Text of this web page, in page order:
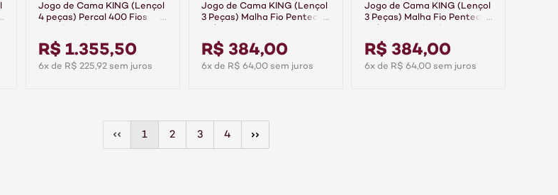
Jogo de Cama KING (Lençol
4 peças) Percal 400 Fios
R$ 1.355,50
6x de R$ 225,92 sem juros
Jogo de Cama KING (Lençol
3 Peças) Malha Fio Penteado
Basic Marinho
R$ 384,00
6x de R$ 64,00 sem juros
Jogo de Cama KING (Lençol
3 Peças) Malha Fio Penteado
Basic Rosa
R$ 384,00
6x de R$ 64,00 sem juros
1 2 3 4